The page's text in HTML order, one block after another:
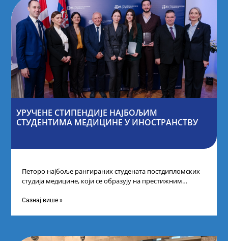
УРУЧЕНЕ СТИПЕНДИЈЕ НАЈБОЉИМ
СТУДЕНТИМА МЕДИЦИНЕ У ИНОСТРАНСТВУ
Петоро најбоље рангираних студената постдипломских
студија медицине, који се образују на престижним
стипендије од
Сазнај више »